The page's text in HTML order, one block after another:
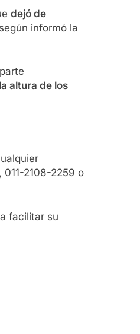
dejó de
informó la
altura de los
2108-2259 o
facilitar su